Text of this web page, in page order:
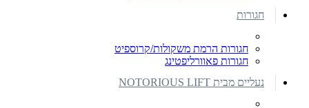
חגורות
חגורות הרמת משקולות/קרוספיט
חגורות פאוורליפטינג
נעליים מבית NOTORIOUS LIFT